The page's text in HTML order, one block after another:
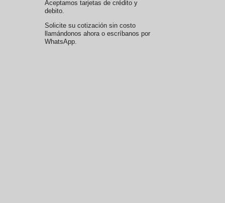
Aceptamos tarjetas de crédito y
debito.
Solicite su cotización sin costo
llamándonos ahora o escríbanos por
WhatsApp.